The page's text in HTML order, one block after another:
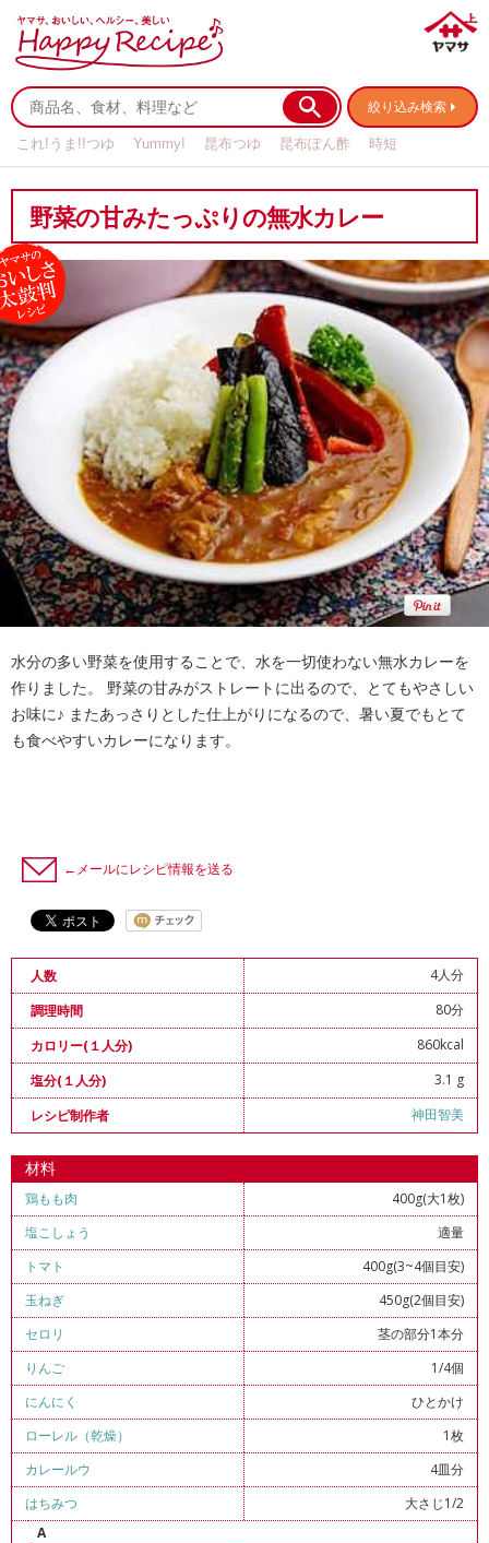
絞り込み検索
これ!うま!!つゆ Yummy! 昆布つゆ 昆布ぽん酢
時短
野菜の甘みたっぷりの無水カレー
水分の多い野菜を使用することで、水を一切使わない無水カレーを
作りました。 野菜の甘みがストレートに出るので、とてもやさしい
お味に♪ またあっさりとした仕上がりになるので、暑い夏でもとて
も食べやすいカレーになります。
←メールにレシピ情報を送る
人数
4人分
調理時間
80分
カロリー(１人分)
860kcal
塩分(１人分)
3.1 g
レシピ制作者
神田智美
材料
鶏もも肉
400g(大1枚)
塩こしょう
適量
トマト
400g(3~4個目安)
玉ねぎ
450g(2個目安)
セロリ
茎の部分1本分
りんご
1/4個
にんにく
ひとかけ
ローレル（乾燥）
1枚
カレールウ
4皿分
はちみつ
大さじ1/2
A